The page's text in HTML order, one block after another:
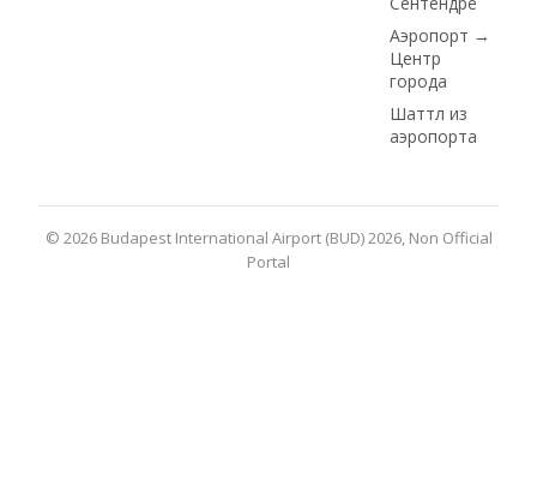
Аэропорт →
Центр
города
Шаттл из
аэропорта
© 2026 Budapest International Airport (BUD) 2026, Non Official
Portal